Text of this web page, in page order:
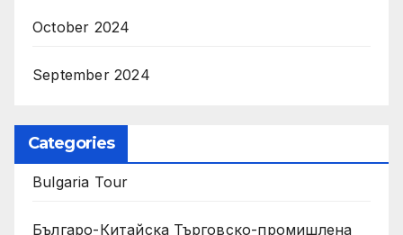
October 2024
September 2024
Categories
Bulgaria Tour
Българо-Китайска Търговско-промишлена